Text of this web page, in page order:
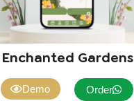
Enchanted Gardens
Demo Order